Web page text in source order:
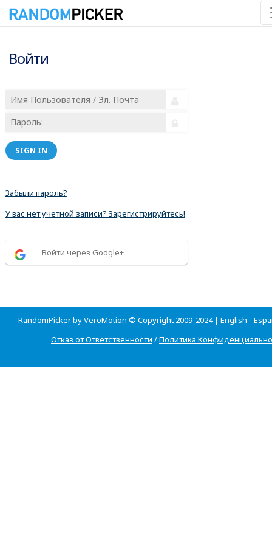
Войти
SIGN IN
Забыли пароль?
У вас нет учетной записи? Зарегистрируйтесь!
Войти через Google+
RandomPicker by VeroMotion © Copyright 2009-2024 | English -
Отказ от Ответственности /Политика